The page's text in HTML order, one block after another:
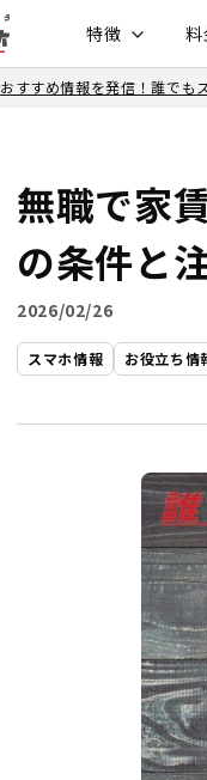
特徴
おすすめ情報を発信！誰でも
無職で家
の条件と
2026/02/26
スマホ情報 お役立ち情